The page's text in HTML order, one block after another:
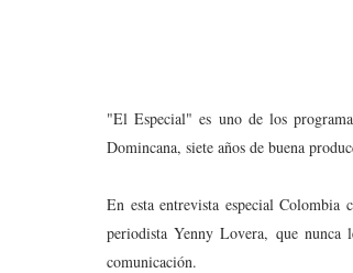
"El Especial" es uno de los
Domincana, siete años de buena
En esta entrevista especial Colombia
periodista Yenny Lovera, que nunca
comunicación.